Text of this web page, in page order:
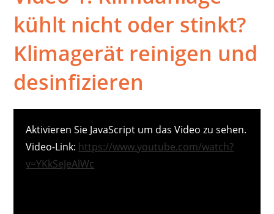
kühlt nicht oder stinkt?
Klimagerät reinigen und
desinfizieren
Aktivieren Sie JavaScript um das Video zu sehen.
Video-Link: https://www.youtube.com/watch?
v=YKkSeJeAlWc